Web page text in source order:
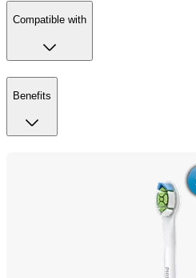
Compatible with
Benefits